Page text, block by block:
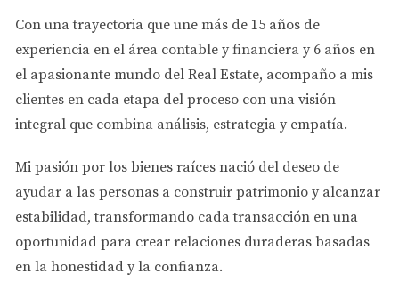
congestión vehicular, sino también ofrecer una
alternativa sostenible para los residentes. Al aumentar la
accesibilidad del transporte público, se espera que más
personas opten por vivir en Doral, lo que podría llevar a
un aumento en la demanda inmobiliaria.
Nuevas Carreteras y Accesos
Además del transporte público, se están proyectando
nuevas carreteras y accesos que mejorarán
significativamente la conectividad con otras áreas
metropolitanas. Estas vías no solo facilitarán el tránsito
Con una trayectoria que une más de 15 años de
experiencia en el área contable y financiera y 6 años en
el apasionante mundo del Real Estate, acompaño a mis
clientes en cada etapa del proceso con una visión
integral que combina análisis, estrategia y empatía.
Mi pasión por los bienes raíces nació del deseo de
ayudar a las personas a construir patrimonio y alcanzar
estabilidad, transformando cada transacción en una
oportunidad para crear relaciones duraderas basadas
en la honestidad y la confianza.